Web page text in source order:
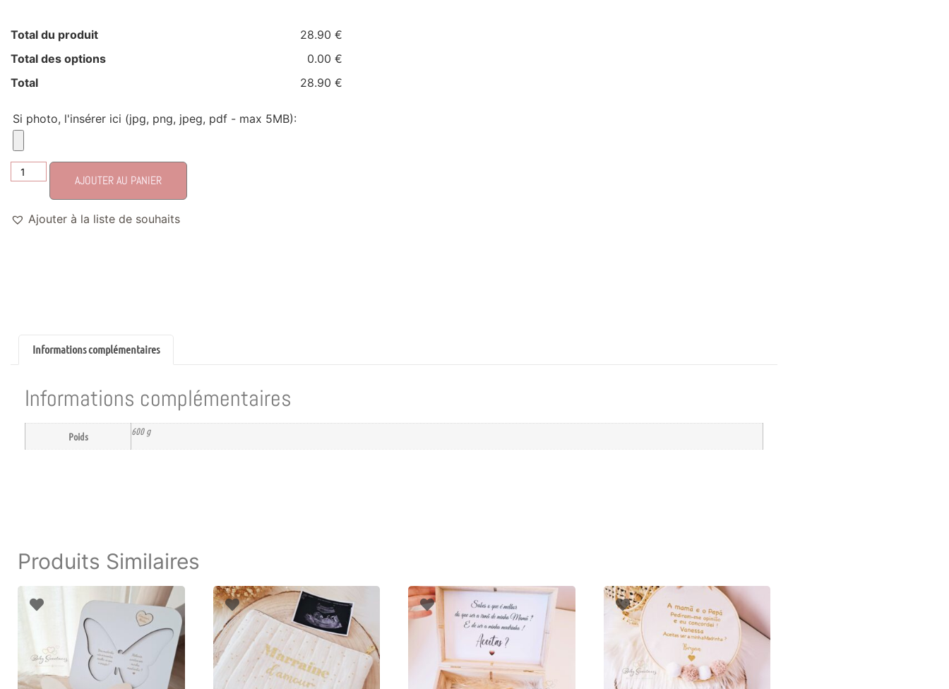
Total du produit
28.90 €
Total des options
0.00 €
Total
28.90 €
Si photo, l'insérer ici (jpg, png, jpeg, pdf - max 5MB):
AJOUTER AU PANIER
Ajouter à la liste de souhaits
Informations complémentaires
Informations complémentaires
Poids 600 g
Produits Similaires